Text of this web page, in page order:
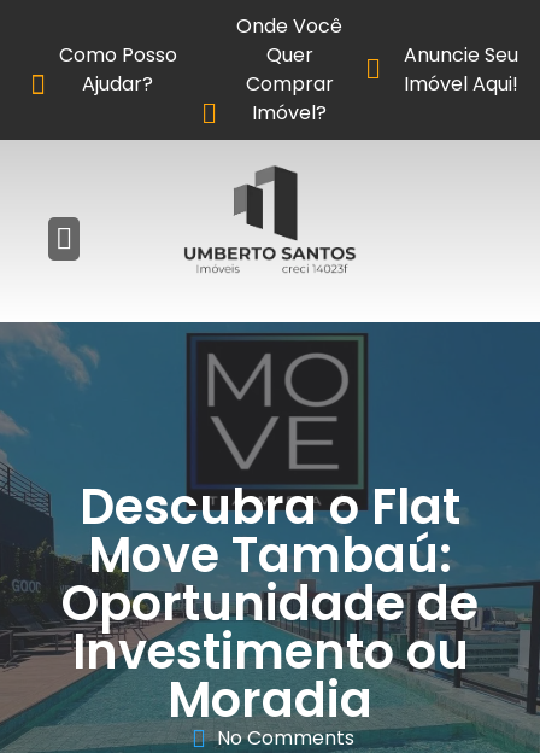
Anuncie Seu
Imóvel Aqui!
Como Posso
Ajudar?
Onde Você
Quer
Comprar
Imóvel?
Descubra o Flat
Move Tambaú:
Oportunidade de
Investimento ou
Moradia
No Comments